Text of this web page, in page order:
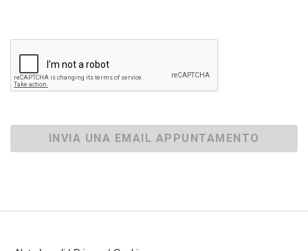
INVIA UNA EMAIL APPUNTAMENTO